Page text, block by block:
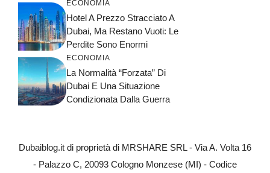
ECONOMIA
Hotel A Prezzo Stracciato A
Dubai, Ma Restano Vuoti: Le
Perdite Sono Enormi
ECONOMIA
La Normalità “forzata” Di
Dubai E Una Situazione
Condizionata Dalla Guerra
Dubaiblog.it di proprietà di MRSHARE SRL - Via A. Volta 16
- Palazzo C, 20093 Cologno Monzese (MI) - Codice